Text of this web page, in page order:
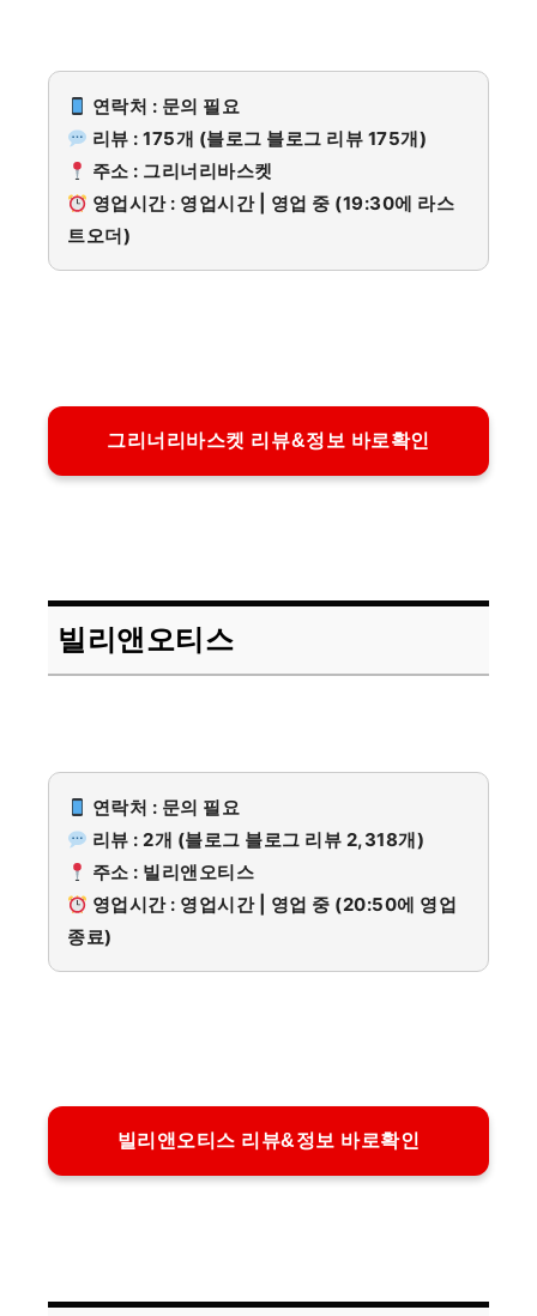
연락처 : 문의 필요
리뷰 : 175개 (블로그 블로그 리뷰 175개)
주소 : 그리너리바스켓
영업시간 : 영업시간 | 영업 중 (19:30에 라스
트오더)
그리너리바스켓 리뷰&정보 바로확인
빌리앤오티스
연락처 : 문의 필요
리뷰 : 2개 (블로그 블로그 리뷰 2,318개)
주소 : 빌리앤오티스
영업시간 : 영업시간 | 영업 중 (20:50에 영업
종료)
빌리앤오티스 리뷰&정보 바로확인